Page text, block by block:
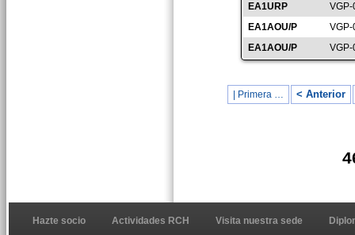
EA1URP
EA1AOU/P
EA1AOU/P
| Primera … < Anterior
Hazte socio Actividades RCH Visita nuestra sede